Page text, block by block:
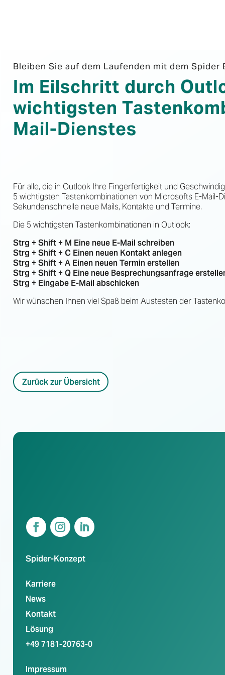
Bleiben Sie auf dem Laufenden mit dem Spider
Im Eilschritt durch
wichtigsten
Mail-Dienstes
Für alle, die in Outlook Ihre Fingerfertigkeit und
5 wichtigsten Tastenkombinationen von Microsofts E-Mail-
Sekundenschnelle neue Mails, Kontakte und Termine.
Die 5 wichtigsten Tastenkombinationen in Outlook:
Strg + Shift + M Eine neue E-Mail schreiben
Strg + Shift + C Einen neuen Kontakt anlegen
Strg + Shift + A Einen neuen Termin erstellen
Strg + Shift + Q Eine neue Besprechungsanfrage
Strg + Eingabe E-Mail abschicken
Wir wünschen Ihnen viel Spaß beim Austesten der
Zurück zur Übersicht
Spider-Konzept
Karriere
News
Kontakt
Lösung
+49 7181-20763-0
Impressum